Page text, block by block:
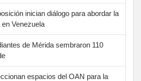
inician diálogo para abordar la
Venezuela
de Mérida sembraron 110
espacios del OAN para la